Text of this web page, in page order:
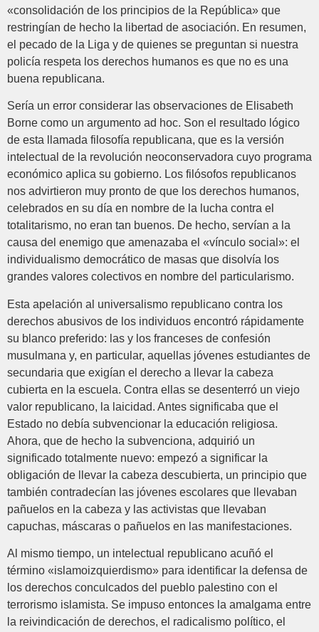
«consolidación de los principios de la República» que
restringían de hecho la libertad de asociación. En resumen,
el pecado de la Liga y de quienes se preguntan si nuestra
policía respeta los derechos humanos es que no es una
buena republicana.
Sería un error considerar las observaciones de Elisabeth
Borne como un argumento ad hoc. Son el resultado lógico
de esta llamada filosofía republicana, que es la versión
intelectual de la revolución neoconservadora cuyo programa
económico aplica su gobierno. Los filósofos republicanos
nos advirtieron muy pronto de que los derechos humanos,
celebrados en su día en nombre de la lucha contra el
totalitarismo, no eran tan buenos. De hecho, servían a la
causa del enemigo que amenazaba el «vínculo social»: el
individualismo democrático de masas que disolvía los
grandes valores colectivos en nombre del particularismo.
Esta apelación al universalismo republicano contra los
derechos abusivos de los individuos encontró rápidamente
su blanco preferido: las y los franceses de confesión
musulmana y, en particular, aquellas jóvenes estudiantes de
secundaria que exigían el derecho a llevar la cabeza
cubierta en la escuela. Contra ellas se desenterró un viejo
valor republicano, la laicidad. Antes significaba que el
Estado no debía subvencionar la educación religiosa.
Ahora, que de hecho la subvenciona, adquirió un
significado totalmente nuevo: empezó a significar la
obligación de llevar la cabeza descubierta, un principio que
también contradecían las jóvenes escolares que llevaban
pañuelos en la cabeza y las activistas que llevaban
capuchas, máscaras o pañuelos en las manifestaciones.
Al mismo tiempo, un intelectual republicano acuñó el
término «islamoizquierdismo» para identificar la defensa de
los derechos conculcados del pueblo palestino con el
terrorismo islamista. Se impuso entonces la amalgama entre
la reivindicación de derechos, el radicalismo político, el